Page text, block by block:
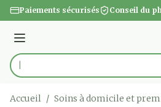
Aller au contenu
Paiements sécurisés Conseil du
Menu
Rechercher
Accueil / Soins à domicile et